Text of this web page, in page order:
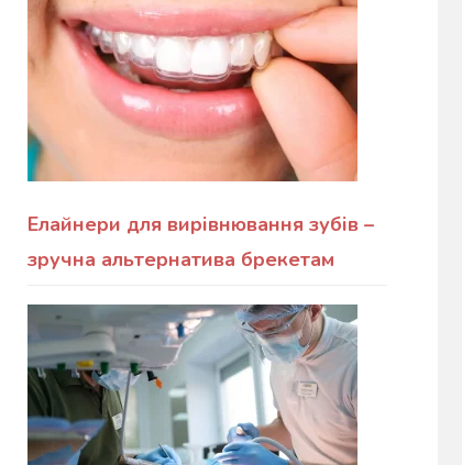
Елайнери для вирівнювання зубів –
зручна альтернатива брекетам